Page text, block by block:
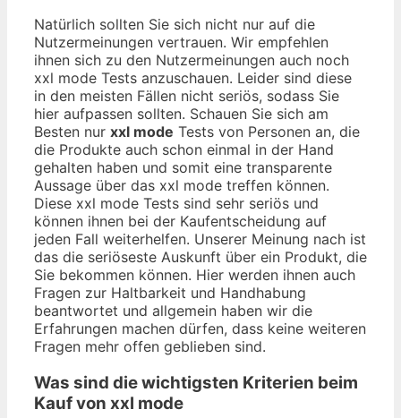
Natürlich sollten Sie sich nicht nur auf die
Nutzermeinungen vertrauen. Wir empfehlen
ihnen sich zu den Nutzermeinungen auch noch
xxl mode Tests anzuschauen. Leider sind diese
in den meisten Fällen nicht seriös, sodass Sie
hier aufpassen sollten. Schauen Sie sich am
Besten nur xxl mode Tests von Personen an, die
die Produkte auch schon einmal in der Hand
gehalten haben und somit eine transparente
Aussage über das xxl mode treffen können.
Diese xxl mode Tests sind sehr seriös und
können ihnen bei der Kaufentscheidung auf
jeden Fall weiterhelfen. Unserer Meinung nach ist
das die seriöseste Auskunft über ein Produkt, die
Sie bekommen können. Hier werden ihnen auch
Fragen zur Haltbarkeit und Handhabung
beantwortet und allgemein haben wir die
Erfahrungen machen dürfen, dass keine weiteren
Fragen mehr offen geblieben sind.
Was sind die wichtigsten Kriterien beim
Kauf von xxl mode